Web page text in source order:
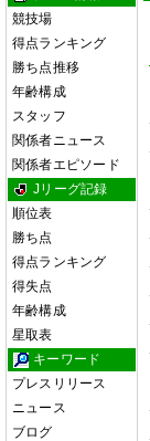
競技場
得点ランキング
勝ち点推移
年齢構成
スタッフ
関係者ニュース
関係者エピソード
Jリーグ記録
順位表
勝ち点
得点ランキング
得失点
年齢構成
星取表
キーワード
プレスリリース
ニュース
ブログ